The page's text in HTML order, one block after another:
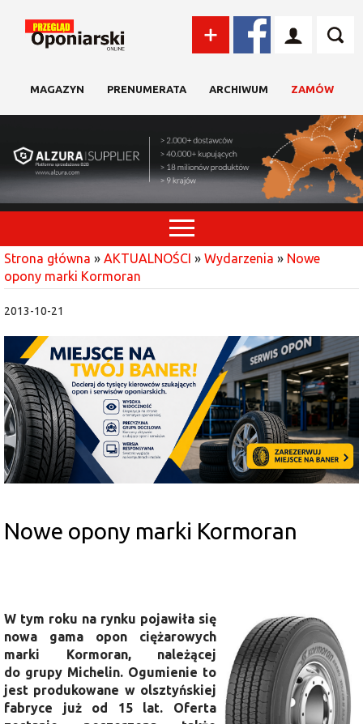
MAGAZYN PRENUMERATA ARCHIWUM ZAMÓW
Strona główna » AKTUALNOŚCI » Wydarzenia » Nowe
opony marki Kormoran
2013-10-21
Nowe opony marki Kormoran
W tym roku na rynku pojawiła się
nowa gama opon ciężarowych
marki Kormoran, należącej
do grupy Michelin. Ogumienie to
jest produkowane w olsztyńskiej
fabryce już od 15 lat. Oferta